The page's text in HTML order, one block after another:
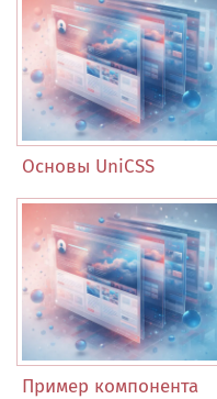
Основы UniCSS
Пример компонента